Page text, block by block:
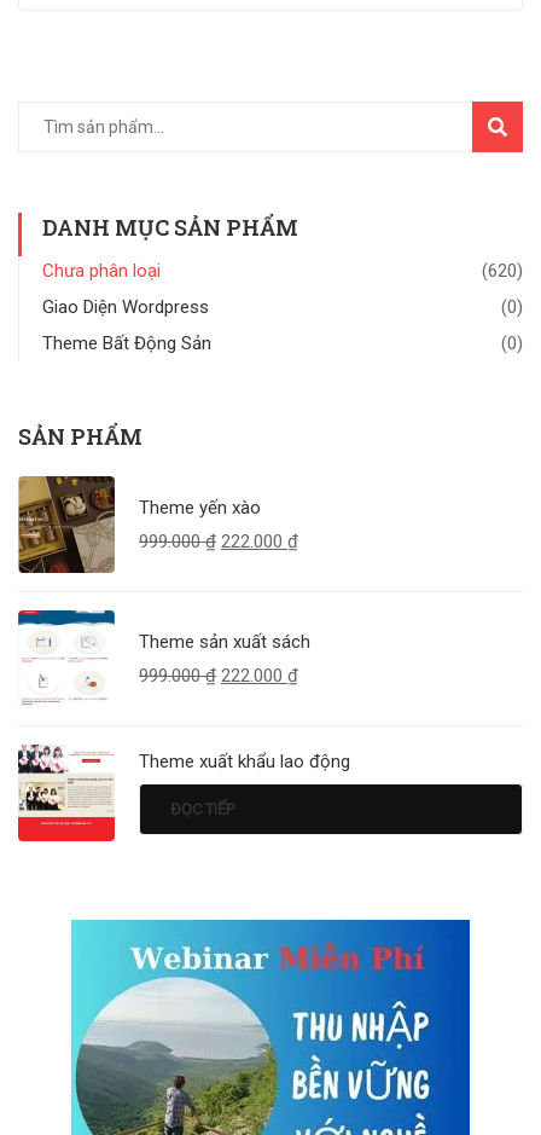
TÌM
DANH MỤC SẢN PHẨM
Chưa phân loại
(620)
Giao Diện Wordpress
(0)
Theme Bất Động Sản
(0)
SẢN PHẨM
Theme yến xào
999.000₫ 222.000 ₫
Theme sản xuất sách
999.000₫ 222.000 ₫
Theme xuất khẩu lao động
ĐỌC TIẾP